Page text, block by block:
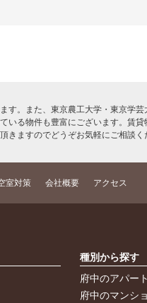
す。また、東京農工大学・東京学
いる物件も豊富にございます。賃
ますのでどうぞお気軽にご相談く
室対策 会社概要 アクセス
種別から探す
府中のアパー
府中のマンシ